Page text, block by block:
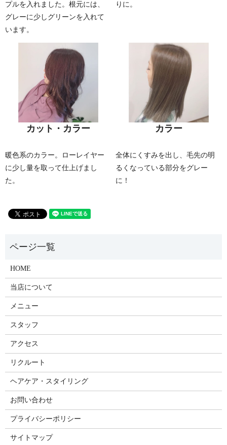
プルを入れました。根元には、
グレーに少しグリーンを入れて
います。
りに。
カット・カラー
暖色系のカラー。ローレイヤー
に少し量を取って仕上げまし
た。
カラー
全体にくすみを出し、毛先の明
るくなっている部分をグレー
に！
HOME
当店について
メニュー
スタッフ
アクセス
リクルート
ヘアケア・スタイリング
お問い合わせ
プライバシーポリシー
サイトマップ